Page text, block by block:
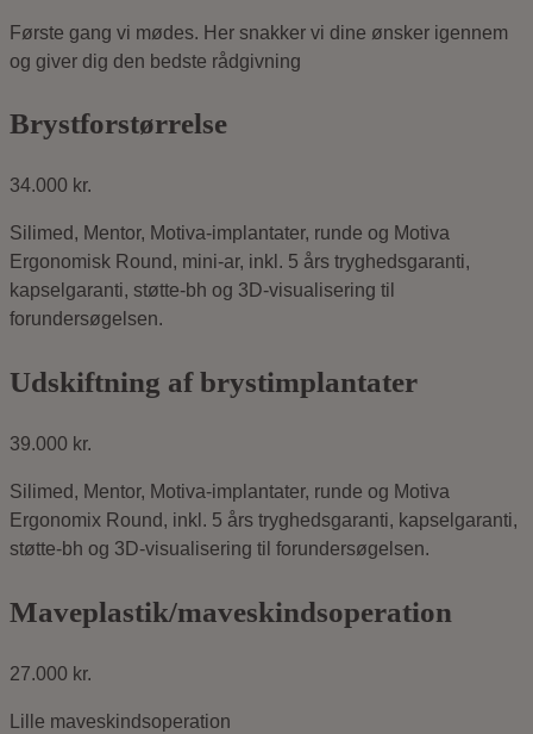
Første gang vi mødes. Her snakker vi dine ønsker igennem
og giver dig den bedste rådgivning
Brystforstørrelse
34.000 kr.
Silimed, Mentor, Motiva-implantater, runde og Motiva
Ergonomisk Round, mini-ar, inkl. 5 års tryghedsgaranti,
kapselgaranti, støtte-bh og 3D-visualisering til
forundersøgelsen.
Udskiftning af brystimplantater
39.000 kr.
Silimed, Mentor, Motiva-implantater, runde og Motiva
Ergonomix Round, inkl. 5 års tryghedsgaranti, kapselgaranti,
støtte-bh og 3D-visualisering til forundersøgelsen.
Maveplastik/maveskindsoperation
27.000 kr.
Lille maveskindsoperation